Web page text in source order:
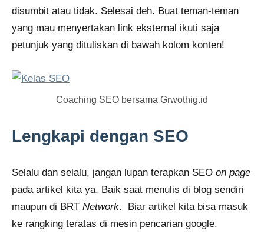
disumbit atau tidak. Selesai deh. Buat teman-teman
yang mau menyertakan link eksternal ikuti saja
petunjuk yang dituliskan di bawah kolom konten!
Coaching SEO bersama Grwothig.id
Lengkapi dengan SEO
Selalu dan selalu, jangan lupan terapkan SEO on page
pada artikel kita ya. Baik saat menulis di blog sendiri
maupun di BRT Network. Biar artikel kita bisa masuk
ke rangking teratas di mesin pencarian google.